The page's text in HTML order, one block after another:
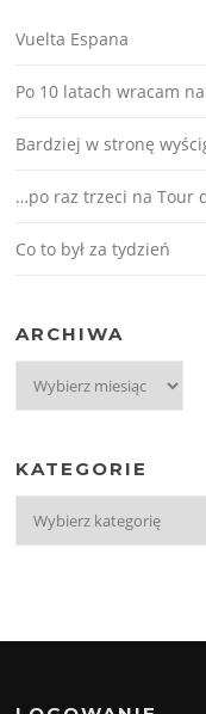
Vuelta Espana
Po 10 latach wracam
Bardziej w stronę
…po raz trzeci na Tour
Co to był za tydzień
ARCHIWA
KATEGORIE